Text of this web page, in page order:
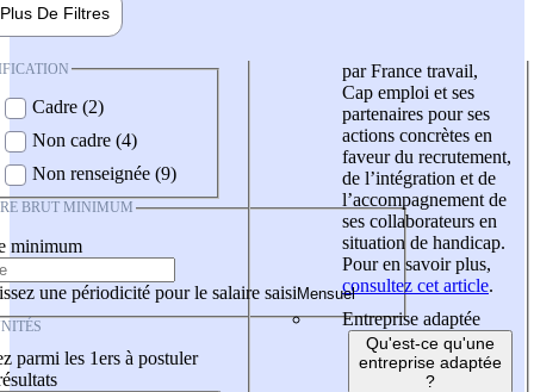
Plus De Filtres
Cadre (2)
Non cadre (4)
Non renseignée (9)
BRUT MINIMUM
minimum
une périodicité pour le salaire saisi
parmi les 1ers à postuler
par France travail,
Cap emploi et ses
partenaires pour ses
actions concrètes en
faveur du recrutement,
de l’intégration et de
l’accompagnement de
ses collaborateurs en
situation de handicap.
Pour en savoir plus,
consultez cet article.
Entreprise adaptée
Qu'est-ce qu'une
entreprise adaptée
?